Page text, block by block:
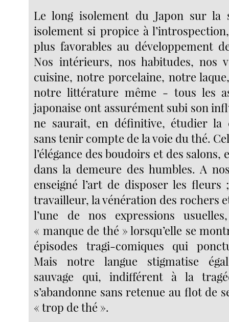
Le long isolement du Japon sur la
isolement si propice à
plus favorables au développement
Nos intérieurs, nos habitudes, nos
cuisine, notre porcelaine, notre
notre littérature même - tous les
japonaise ont assurément subi son
ne saurait, en définitive, étudier la
sans tenir compte de la voie du thé.
l’élégance des boudoirs et des salons,
dans la demeure des humbles. A
enseigné l’art de disposer les
travailleur, la vénération des rochers
l’une de nos expressions
« manque de thé » lorsqu’elle se
épisodes tragi-comiques qui
Mais notre langue stigmatise
sauvage qui, indifférent à la
s’abandonne sans retenue au flot de
« trop de thé ».